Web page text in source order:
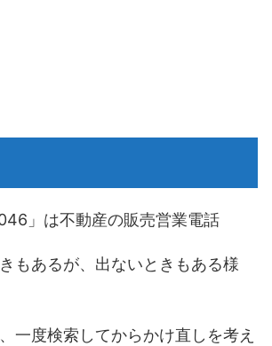
」は不動産の販売営業電話
もあるが、出ないときもある様
一度検索してからかけ直しを考え